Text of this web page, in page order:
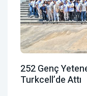
252 Genç
Turkcell’de Attı